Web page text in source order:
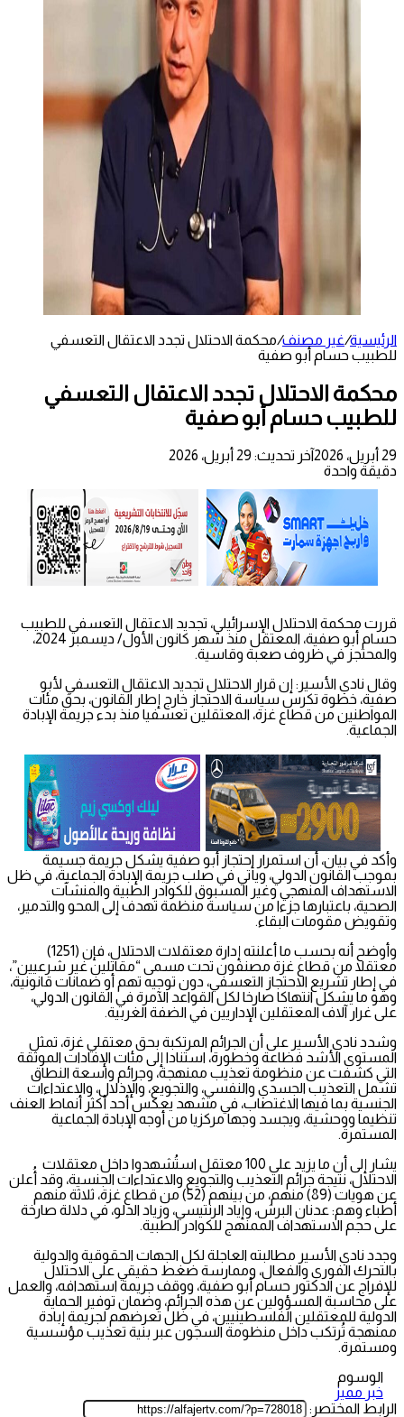
الرئيسية/غير مصنف/محكمة الاحتلال تجدد الاعتقال التعسفي
للطبيب حسام أبو صفية
محكمة الاحتلال تجدد الاعتقال التعسفي
للطبيب حسام أبو صفية
29 أبريل، 2026
آخر تحديث: 29 أبريل، 2026
دقيقة واحدة
قررت محكمة الاحتلال الإسرائيلي، تجديد الاعتقال التعسفي للطبيب
حسام أبو صفية، المعتقل منذ شهر كانون الأول/ ديسمبر 2024،
والمحتجز في ظروف صعبة وقاسية.
وقال نادي الأسير: إن قرار الاحتلال تجديد الاعتقال التعسفي لأبو
صفية، خطوة تكرس سياسة الاحتجاز خارج إطار القانون، بحق مئات
المواطنين من قطاع غزة، المعتقلين تعسفيا منذ بدء جريمة الإبادة
الجماعية.
وأكد في بيان، أن استمرار احتجاز أبو صفية يشكل جريمة جسيمة
بموجب القانون الدولي، ويأتي في صلب جريمة الإبادة الجماعية، في ظل
الاستهداف المنهجي وغير المسبوق للكوادر الطبية والمنشآت
الصحية، باعتبارها جزءا من سياسة منظمة تهدف إلى المحو والتدمير،
وتقويض مقومات البقاء.
وأوضح أنه بحسب ما أعلنته إدارة معتقلات الاحتلال، فإن (1251)
معتقلا من قطاع غزة مصنفون تحت مسمى “مقاتلين غير شرعيين”،
في إطار تشريع الاحتجاز التعسفي، دون توجيه تهم أو ضمانات قانونية،
وهو ما يشكل انتهاكا صارخا لكل القواعد الآمرة في القانون الدولي،
على غرار آلاف المعتقلين الإداريين في الضفة الغربية.
وشدد نادي الأسير على أن الجرائم المرتكبة بحق معتقلي غزة، تمثل
المستوى الأشد فظاعة وخطورة، استنادا إلى مئات الإفادات الموثقة
التي كشفت عن منظومة تعذيب ممنهجة، وجرائم واسعة النطاق
تشمل التعذيب الجسدي والنفسي، والتجويع، والإذلال، والاعتداءات
الجنسية بما فيها الاغتصاب، في مشهد يعكس أحد أكثر أنماط العنف
تنظيما ووحشية، ويجسد وجها مركزيا من أوجه الإبادة الجماعية
المستمرة.
يشار إلى أن ما يزيد على 100 معتقل استُشهدوا داخل معتقلات
الاحتلال، نتيجة جرائم التعذيب والتجويع والاعتداءات الجنسية، وقد أُعلن
عن هويات (89) منهم، من بينهم (52) من قطاع غزة، ثلاثة منهم
أطباء وهم: عدنان البرش، وإياد الرنتيسي، وزياد الدلو، في دلالة صارخة
على حجم الاستهداف الممنهج للكوادر الطبية.
وجدد نادي الأسير مطالبته العاجلة لكل الجهات الحقوقية والدولية
بالتحرك الفوري والفعال، وممارسة ضغط حقيقي على الاحتلال
للإفراج عن الدكتور حسام أبو صفية، ووقف جريمة استهدافه، والعمل
على محاسبة المسؤولين عن هذه الجرائم، وضمان توفير الحماية
الدولية للمعتقلين الفلسطينيين، في ظل تعرضهم لجريمة إبادة
ممنهجة تُرتكب داخل منظومة السجون عبر بنية تعذيب مؤسسية
ومستمرة.
الوسوم
خبر مميز
الرابط المختصر: